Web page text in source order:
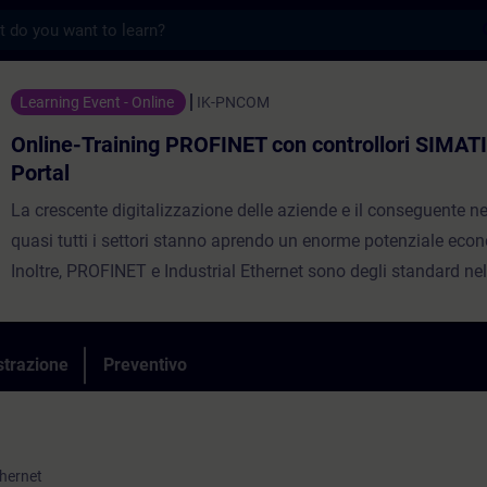
PROFINET con controllori SIMATIC
Learning Event - Online IK-PNCOM
Online-Training PROFINET con controllori
Portal
La crescente digitalizzazione delle aziende e il conseguente
quasi tutti i settori stanno aprendo un enorme potenziale
Inoltre, PROFINET e Industrial Ethernet sono degli standard
comunicazione efficiente con i controllori SIMATIC in TIA
In questo corso imparerai a conoscere lo standard PROFINET
Preventivo